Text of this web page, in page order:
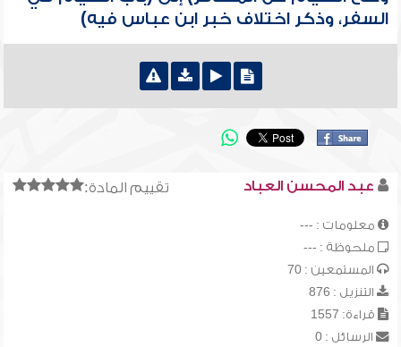
السفر، وذكر اختلاف خبر ابن عباس فيه)
تقييم المادة: عبد المحسن العباد
معلومات : ---
ملحوظة : ---
المستمعين : 70
التنزيل : 876
قراءة: 1557
الرسائل : 0